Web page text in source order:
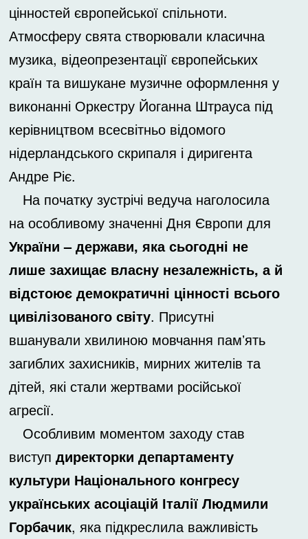
цінностей європейської спільноти.
Атмосферу свята створювали класична
музика, відеопрезентації європейських
країн та вишукане музичне оформлення у
виконанні Оркестру Йоганна Штрауса під
керівництвом всесвітньо відомого
нідерландського скрипаля і диригента
Андре Ріє.
На початку зустрічі ведуча наголосила
на особливому значенні Дня Європи для
України – держави, яка сьогодні не
лише захищає власну незалежність, а й
відстоює демократичні цінності всього
цивілізованого світу. Присутні
вшанували хвилиною мовчання памʼять
загиблих захисників, мирних жителів та
дітей, які стали жертвами російської
агресії.
Особливим моментом заходу став
виступдиректорки департаменту
культури Національного конгресу
українських асоціацій Італії Людмили
Горбачик, яка підкреслила важливість